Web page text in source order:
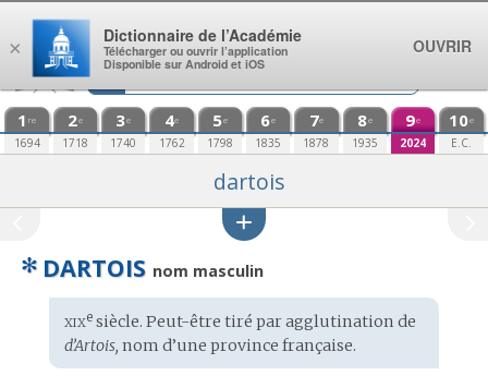
Aller au contenu
1 re
1694
2e
1718
3e
1740
4e
1762
5e
1798
6e
1835
7e
1878
8e
1935
9e
2024
10e
E.C.
dartois
✻ DARTOIS nom masculin
Étymologie
:
xixesiècle. Peut-être tiré par agglutination de
d’Artois, nom d’une province française.
×
Dictionnaire de l’Académie
Télécharger ou ouvrir l’application
Disponible sur Android et iOS
OUVRIR